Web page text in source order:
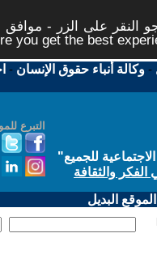
النقر على الزر -
you get the best
-وكالة أنباء حقوق الإنسان -
التبرع
للجميع"
والثقافة
البديل